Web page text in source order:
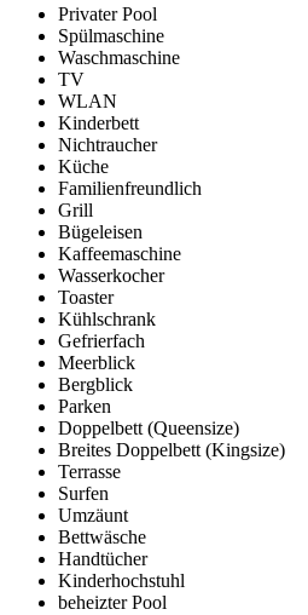
Privater Pool
Spülmaschine
Waschmaschine
TV
WLAN
Kinderbett
Nichtraucher
Küche
Familienfreundlich
Grill
Bügeleisen
Kaffeemaschine
Wasserkocher
Toaster
Kühlschrank
Gefrierfach
Meerblick
Bergblick
Parken
Doppelbett (Queensize)
Breites Doppelbett (Kingsize)
Terrasse
Surfen
Umzäunt
Bettwäsche
Handtücher
Kinderhochstuhl
beheizter Pool